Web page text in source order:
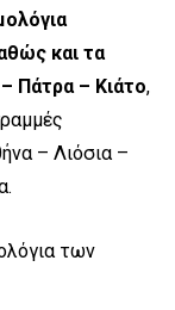
και τα
Πάτρα – Κιάτο,
– Λιόσια –
των